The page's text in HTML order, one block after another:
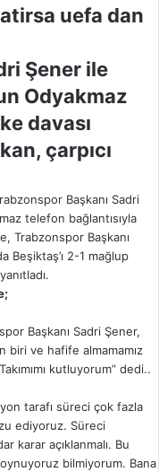
Şener ile
Odyakmaz
davası
çarpıcı
Başkanı Sadri
telefon bağlantısıyla
Trabzonspor Başkanı
Beşiktaş’ı 2-1 mağlup
Başkanı Sadri Şener,
biri ve hafife almamamız
kutluyorum” dedi..
tarafı süreci çok fazla
ediyoruz. Süreci
karar açıklanmalı. Bu
bilmiyorum. Bana